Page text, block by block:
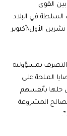
القوى
في البلاد
تشرين الأول\أكتوبر
التصرف بمسؤولية
الملحة على
حلها بأنفسهم
المشروعة